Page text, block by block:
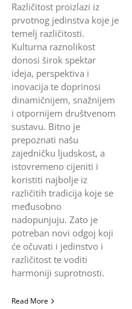
Različitost proizlazi iz
prvotnog jedinstva koje je
temelj različitosti.
Kulturna raznolikost
donosi širok spektar
ideja, perspektiva i
inovacija te doprinosi
dinamičnijem, snažnijem
i otpornijem društvenom
sustavu. Bitno je
prepoznati našu
zajedničku ljudskost, a
istovremeno cijeniti i
koristiti najbolje iz
različitih tradicija koje se
međusobno
nadopunjuju. Zato je
potreban novi odgoj koji
će očuvati i jedinstvo i
različitost te voditi
harmoniji suprotnosti.
Read More